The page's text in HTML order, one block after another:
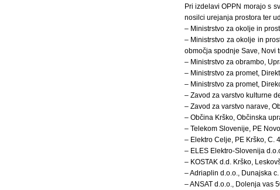
Pri izdelavi OPPN morajo s
nosilci urejanja prostora ter
– Ministrstvo za okolje in
– Ministrstvo za okolje in
območja spodnje Save, Novi
– Ministrstvo za obrambo,
– Ministrstvo za promet,
– Ministrstvo za promet,
– Zavod za varstvo kulturne
– Zavod za varstvo narave,
– Občina Krško, Občinska
– Telekom Slovenije, PE
– Elektro Celje, PE Krško, C.
– ELES Elektro-Slovenija
– KOSTAK d.d. Krško,
– Adriaplin d.o.o., Dunajska
– ANSAT d.o.o., Dolenja vas